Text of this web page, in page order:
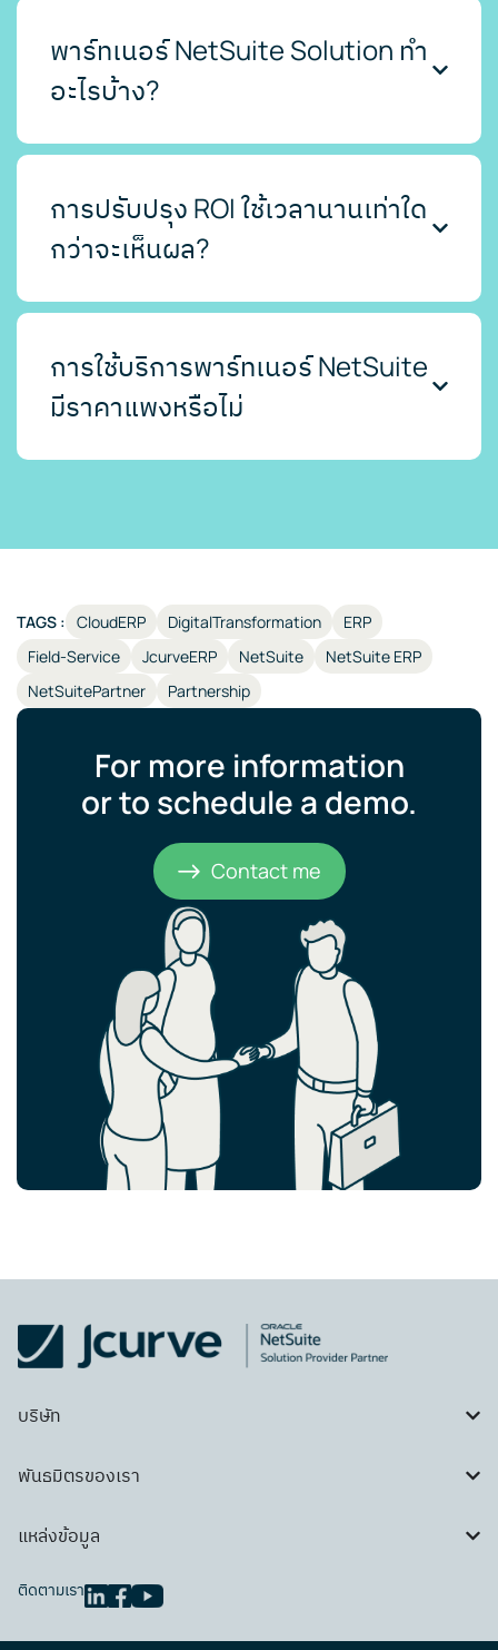
พาร์ทเนอร์ NetSuite Solution ทำ
อะไรบ้าง?
การปรับปรุง ROI ใช้เวลานานเท่าใด
กว่าจะเห็นผล?
การใช้บริการพาร์ทเนอร์ NetSuite
มีราคาแพงหรือไม่
TAGS : CloudERP DigitalTransformation
ERP
Field-Service
JcurveERP NetSuite
NetSuite ERP
NetSuitePartner
Partnership
For more information
or to schedule a demo.​
Contact me
บริษัท
พันธมิตรของเรา
แหล่งข้อมูล
ติดตามเรา